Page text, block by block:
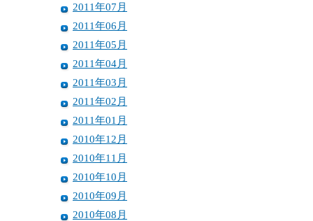
2011年07月
2011年06月
2011年05月
2011年04月
2011年03月
2011年02月
2011年01月
2010年12月
2010年11月
2010年10月
2010年09月
2010年08月